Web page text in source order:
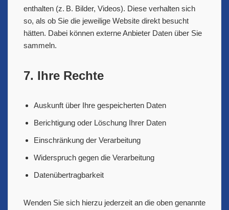
enthalten (z. B. Bilder, Videos). Diese verhalten sich
so, als ob Sie die jeweilige Website direkt besucht
hätten. Dabei können externe Anbieter Daten über Sie
sammeln.
7. Ihre Rechte
Auskunft über Ihre gespeicherten Daten
Berichtigung oder Löschung Ihrer Daten
Einschränkung der Verarbeitung
Widerspruch gegen die Verarbeitung
Datenübertragbarkeit
Wenden Sie sich hierzu jederzeit an die oben genannte